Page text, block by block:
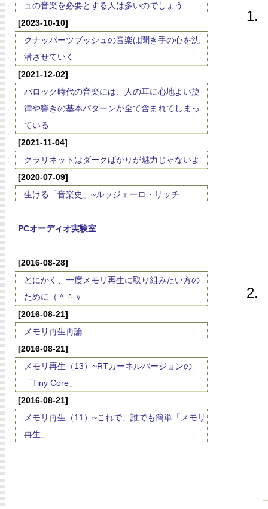
ュの音楽を必要とする人は多いのでしょう
[2023-10-10]
クナッパーツブッシュの音楽は聞き手の心を沈
潜させていく
[2021-12-02]
バロック時代の音楽には、人の耳に心地よい旋
律や響きの基本パターンが全て含まれてしまっ
ている
[2021-11-04]
クラリネットはダークばかりが魅力じゃないよ
[2020-07-09]
生ける「音楽史」~ルッジェーロ・リッチ
PCオーディオ実験室
[2016-08-28]
とにかく、一度メモリ再生に取り組みたい方の
ために（＾＾ｖ
[2016-08-21]
メモリ再生再論
[2016-08-21]
メモリ再生（13）~RTカーネルバージョンの
「Tiny Core」
[2016-08-21]
メモリ再生（11）~これで、誰でも簡単「メモリ
再生」